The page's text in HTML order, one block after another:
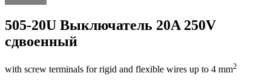
505-20U Выключатель 20A 250V
сдвоенный
with screw terminals for rigid and flexible wires up to 4 mm2